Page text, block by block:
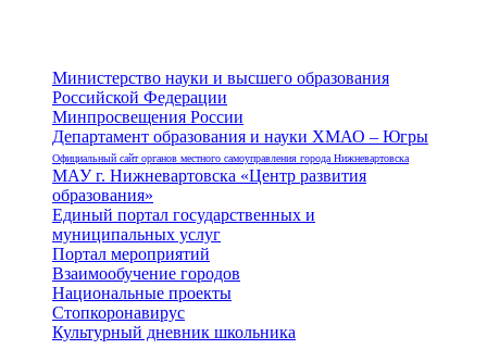
Министерство науки и высшего образования
Российской Федерации
Минпросвещения России
Департамент образования и науки ХМАО – Югры
Официальный сайт органов местного самоуправления города Нижневартовска
МАУ г. Нижневартовска «Центр развития
образования»
Единый портал государственных и
муниципальных услуг
Портал мероприятий
Взаимообучение городов
Национальные проекты
Стопкоронавирус
Культурный дневник школьника